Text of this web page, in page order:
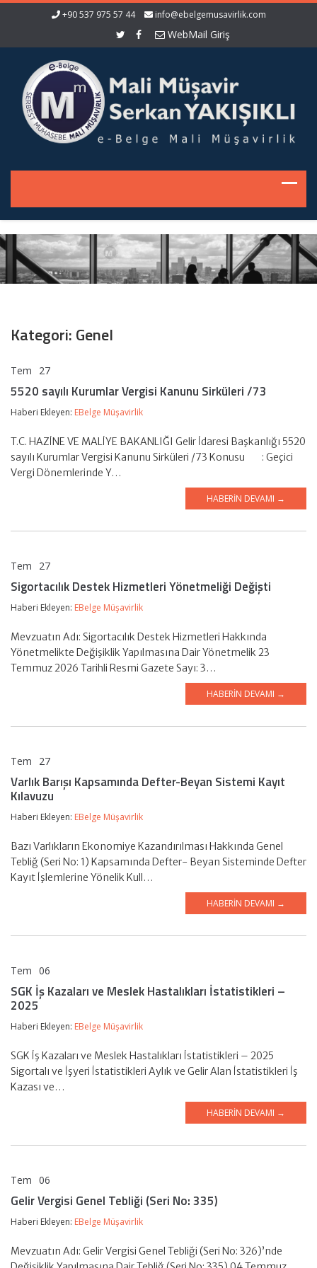
+90 537 975 57 44 info@ebelgemusavirlik.com
WebMail Giriş
Kategori: Genel
Tem 27
5520 sayılı Kurumlar Vergisi Kanunu Sirküleri /73
Haberi Ekleyen: EBelge Müşavirlik
T.C. HAZİNE VE MALİYE BAKANLIĞI Gelir İdaresi Başkanlığı 5520
sayılı Kurumlar Vergisi Kanunu Sirküleri /73 Konusu : Geçici
Vergi Dönemlerinde Y…
HABERIN DEVAMI →
Tem 27
Sigortacılık Destek Hizmetleri Yönetmeliği Değişti
Haberi Ekleyen: EBelge Müşavirlik
Mevzuatın Adı: Sigortacılık Destek Hizmetleri Hakkında
Yönetmelikte Değişiklik Yapılmasına Dair Yönetmelik 23
Temmuz 2026 Tarihli Resmi Gazete Sayı: 3…
HABERIN DEVAMI →
Tem 27
Varlık Barışı Kapsamında Defter-Beyan Sistemi Kayıt
Kılavuzu
Haberi Ekleyen: EBelge Müşavirlik
Bazı Varlıkların Ekonomiye Kazandırılması Hakkında Genel
Tebliğ (Seri No: 1) Kapsamında Defter- Beyan Sisteminde Defter
Kayıt İşlemlerine Yönelik Kull…
HABERIN DEVAMI →
Tem 06
SGK İş Kazaları ve Meslek Hastalıkları İstatistikleri –
2025
Haberi Ekleyen: EBelge Müşavirlik
SGK İş Kazaları ve Meslek Hastalıkları İstatistikleri – 2025
Sigortalı ve İşyeri İstatistikleri Aylık ve Gelir Alan İstatistikleri İş
Kazası ve…
HABERIN DEVAMI →
Tem 06
Gelir Vergisi Genel Tebliği (Seri No: 335)
Haberi Ekleyen: EBelge Müşavirlik
Mevzuatın Adı: Gelir Vergisi Genel Tebliği (Seri No: 326)’nde